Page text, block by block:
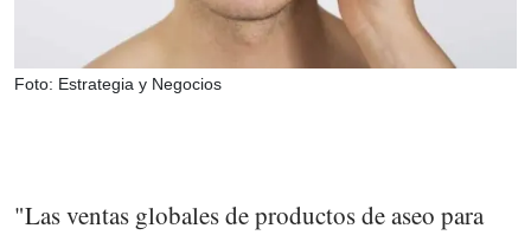
Foto: Estrategia y Negocios
"Las ventas globales de productos de aseo para